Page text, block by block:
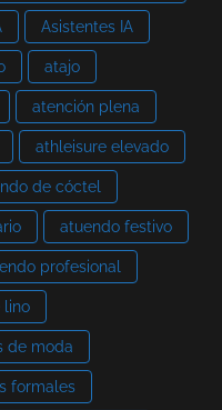
Asistentes IA
atajo
atención plena
athleisure elevado
de cóctel
atuendo festivo
profesional
lino
de moda
formales